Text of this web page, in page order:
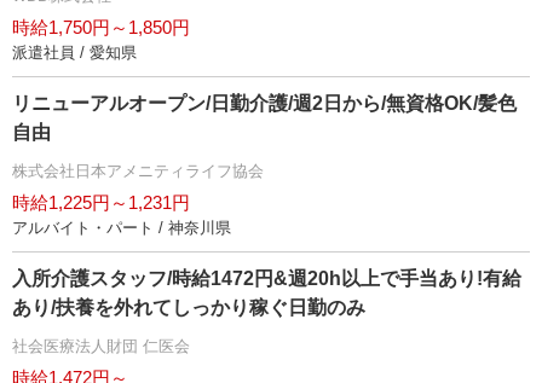
時給1,750円～1,850円
派遣社員 / 愛知県
リニューアルオープン/日勤介護/週2日から/無資格OK/髪色
自由
株式会社日本アメニティライフ協会
時給1,225円～1,231円
アルバイト・パート / 神奈川県
入所介護スタッフ/時給1472円&週20h以上で手当あり!有給
あり/扶養を外れてしっかり稼ぐ日勤のみ
社会医療法人財団 仁医会
時給1,472円～